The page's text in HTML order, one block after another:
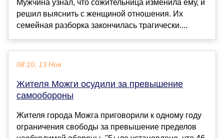
Мужчина узнал, что сожительница изменила ему, и
решил выяснить с женщиной отношения. Их
семейная разборка закончилась трагически....
08:10, 13 Ноя
Жителя Можги осудили за превышение
самообороны
Жителя города Можга приговорили к одному году
ограничения свободы за превышение пределов